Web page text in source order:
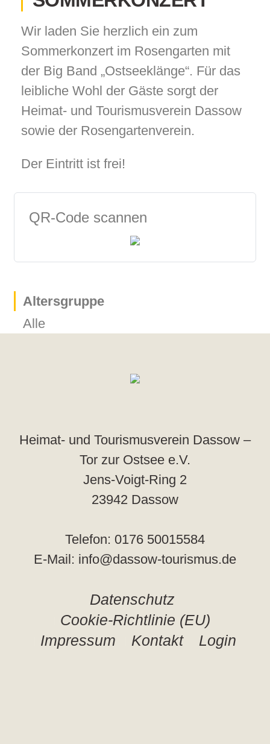
Wir laden Sie herzlich ein zum
Sommerkonzert im Rosengarten mit
der Big Band „Ostseeklänge“. Für das
leibliche Wohl der Gäste sorgt der
Heimat- und Tourismusverein Dassow
sowie der Rosengartenverein.
Der Eintritt ist frei!
QR-Code scannen
Altersgruppe
Alle
Heimat- und Tourismusverein Dassow –
Tor zur Ostsee e.V.
Jens-Voigt-Ring 2
23942 Dassow
Telefon: 0176 50015584
E-Mail: info@dassow-tourismus.de
Datenschutz
Cookie-Richtlinie (EU)
Impressum
Kontakt Login